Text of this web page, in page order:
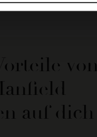
von
auf dich